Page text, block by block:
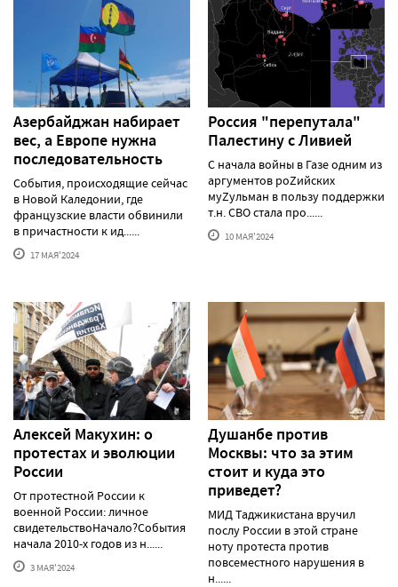
Азербайджан набирает
вес, а Европе нужна
последовательность
События, происходящие сейчас
в Новой Каледонии, где
французские власти обвинили
в причастности к ид......
17 МАЯ'2024
Россия "перепутала"
Палестину с Ливией
С начала войны в Газе одним из
аргументов роZийских
муZульман в пользу поддержки
т.н. СВО стала про......
10 МАЯ'2024
Алексей Макуxин: о
протестаx и эволюции
России
От протестной России к
военной России: личное
свидетельствоНачало?События
начала 2010-х годов из н......
3 МАЯ'2024
Душанбе против
Москвы: что за этим
стоит и куда это
приведет?
МИД Таджикистана вручил
послу России в этой стране
ноту протеста против
повсеместного нарушения в
н......